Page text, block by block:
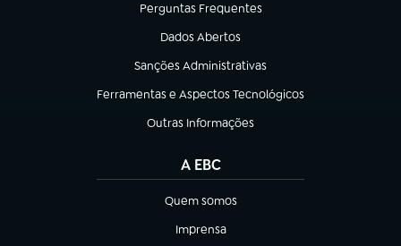
Perguntas Frequentes
(abre em nova aba)
Dados Abertos
(abre em nova aba)
Sanções Administrativas
(abre em nova aba)
Ferramentas e Aspectos Tecnológicos
(abre em nova aba)
Outras Informações
(abre em nova aba)
A EBC
Quem somos
(abre em nova aba)
Imprensa
(abre em nova aba)